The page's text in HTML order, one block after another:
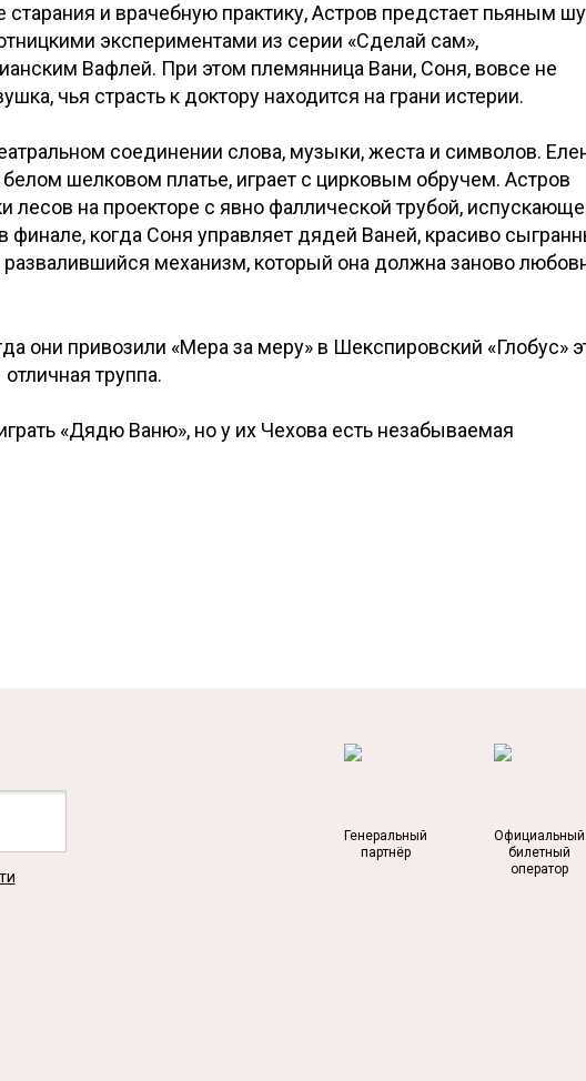
и врачебную практику, Астров предстает пьяным
экспериментами из серии «Сделай сам»,
Вафлей. При этом племянница Вани, Соня, вовсе не
чья страсть к доктору находится на грани истерии.
соединении слова, музыки, жеста и символов.
шелковом платье, играет с цирковым обручем. Астров
лесов на проекторе с явно фаллической трубой,
когда Соня управляет дядей Ваней, красиво
механизм, который она должна заново
они привозили «Мера за меру» в Шекспировский «Глобус»
труппа.
«Дядю Ваню», но у их Чехова есть незабываемая
Генеральный
партнёр
Официальный
билетный
оператор